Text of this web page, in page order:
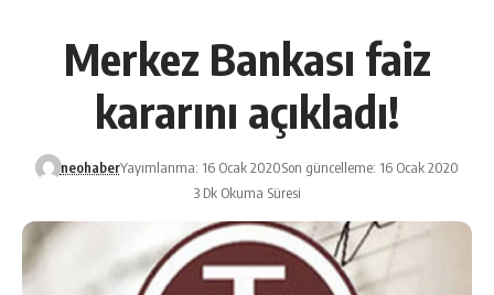
Merkez Bankası faiz
kararını açıkladı!
neohaberYayımlanma: 16 Ocak 2020Son güncelleme: 16 Ocak 2020
3 Dk Okuma Süresi